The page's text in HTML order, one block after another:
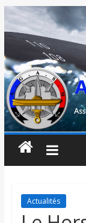
Actualités